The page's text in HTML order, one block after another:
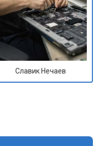
Славик Нечаев